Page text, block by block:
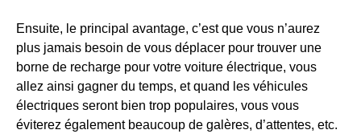
Ensuite, le principal avantage, c’est que vous n’aurez
plus jamais besoin de vous déplacer pour trouver une
borne de recharge pour votre voiture électrique, vous
allez ainsi gagner du temps, et quand les véhicules
électriques seront bien trop populaires, vous vous
éviterez également beaucoup de galères, d’attentes, etc.